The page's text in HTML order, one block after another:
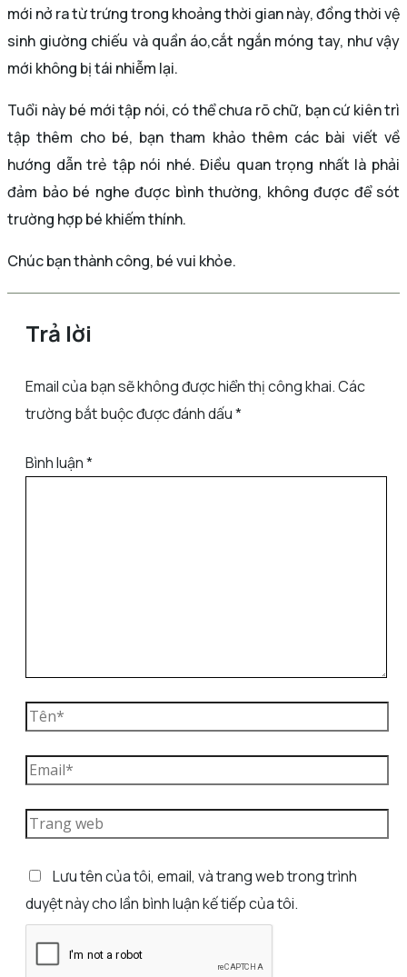
mới nở ra từ trứng trong khoảng thời gian này, đồng thời vệ
sinh giường chiếu và quần áo,cắt ngắn móng tay, như vậy
mới không bị tái nhiễm lại.
Tuổi này bé mới tập nói, có thể chưa rõ chữ, bạn cứ kiên trì
tập thêm cho bé, bạn tham khảo thêm các bài viết về
hướng dẫn trẻ tập nói nhé. Điều quan trọng nhất là phải
đảm bảo bé nghe được bình thường, không được để sót
trường hợp bé khiếm thính.
Chúc bạn thành công, bé vui khỏe.
Trả lời
Email của bạn sẽ không được hiển thị công khai.Các
trường bắt buộc được đánh dấu*
Bình luận*
Lưu tên của tôi, email, và trang web trong trình
duyệt này cho lần bình luận kế tiếp của tôi.